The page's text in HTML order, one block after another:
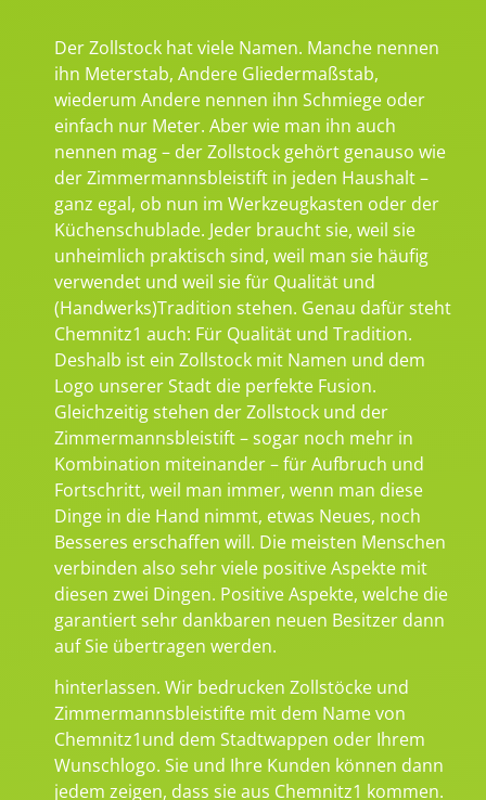
Der Zollstock hat viele Namen. Manche nennen
ihn Meterstab, Andere Gliedermaßstab,
wiederum Andere nennen ihn Schmiege oder
einfach nur Meter. Aber wie man ihn auch
nennen mag – der Zollstock gehört genauso wie
der Zimmermannsbleistift in jeden Haushalt –
ganz egal, ob nun im Werkzeugkasten oder der
Küchenschublade. Jeder braucht sie, weil sie
unheimlich praktisch sind, weil man sie häufig
verwendet und weil sie für Qualität und
(Handwerks)Tradition stehen. Genau dafür steht
Chemnitz1 auch: Für Qualität und Tradition.
Deshalb ist ein Zollstock mit Namen und dem
Logo unserer Stadt die perfekte Fusion.
Gleichzeitig stehen der Zollstock und der
Zimmermannsbleistift – sogar noch mehr in
Kombination miteinander – für Aufbruch und
Fortschritt, weil man immer, wenn man diese
Dinge in die Hand nimmt, etwas Neues, noch
Besseres erschaffen will. Die meisten Menschen
verbinden also sehr viele positive Aspekte mit
diesen zwei Dingen. Positive Aspekte, welche die
garantiert sehr dankbaren neuen Besitzer dann
auf Sie übertragen werden.
hinterlassen. Wir bedrucken Zollstöcke und
Zimmermannsbleistifte mit dem Name von
Chemnitz1und dem Stadtwappen oder Ihrem
Wunschlogo. Sie und Ihre Kunden können dann
jedem zeigen, dass sie aus Chemnitz1 kommen.